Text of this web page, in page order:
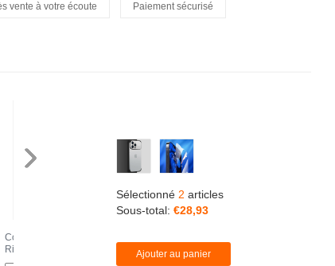
vente à votre écoute Paiement sécurisé
Coque Ultra Fine Plastique
Rigide Etui Housse
Transparente U02 pour
Transparente Crystal Etui
Housse H05 pour Apple
Sélectionné 2 articles
Sous-total: €28,93
Ajouter au panier